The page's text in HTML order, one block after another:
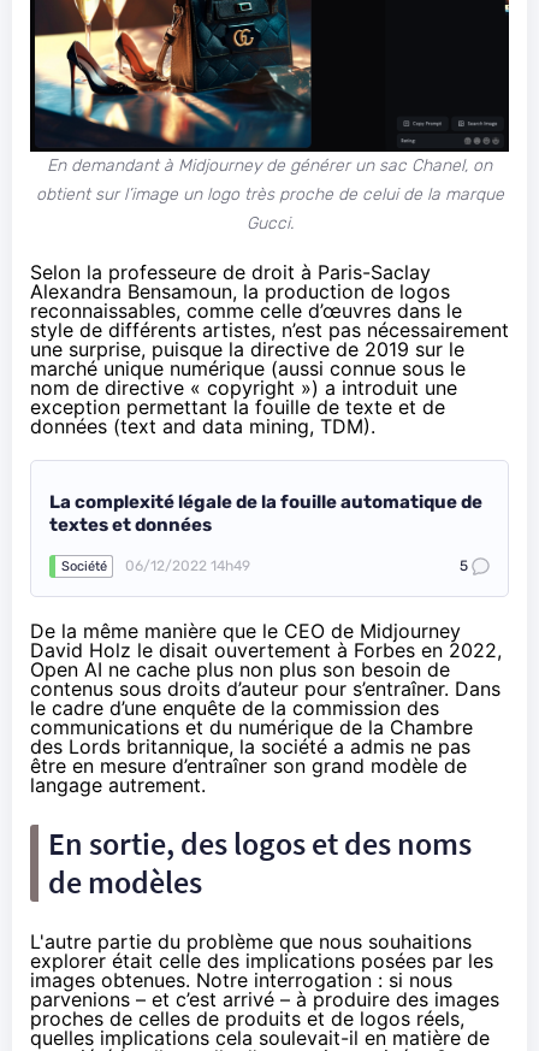
En demandant à Midjourney de générer un sac Chanel, on
obtient sur l’image un logo très proche de celui de la marque
Gucci.
Selon la professeure de droit à Paris-Saclay
Alexandra Bensamoun, la production de logos
reconnaissables, comme celle d’œuvres dans le
style de différents artistes, n’est pas nécessairement
une surprise, puisque la directive de 2019 sur le
marché unique numérique (aussi connue sous le
nom de directive « copyright ») a introduit une
exception permettant la fouille de texte et de
données (text and data mining, TDM).
La complexité légale de la fouille automatique de
textes et données
Société 06/12/2022 14h49 5
De la même manière que le CEO de Midjourney
David Holz le disait ouvertement à Forbes en 2022,
Open AI ne cache plus non plus son besoin de
contenus sous droits d’auteur pour s’entraîner. Dans
le cadre d’une enquête de la commission des
communications et du numérique de la Chambre
des Lords britannique, la société a admis ne pas
être en mesure d’entraîner son grand modèle de
langage autrement.
En sortie, des logos et des noms
de modèles
L'autre partie du problème que nous souhaitions
explorer était celle des implications posées par les
images obtenues. Notre interrogation : si nous
parvenions – et c’est arrivé – à produire des images
proches de celles de produits et de logos réels,
quelles implications cela soulevait-il en matière de